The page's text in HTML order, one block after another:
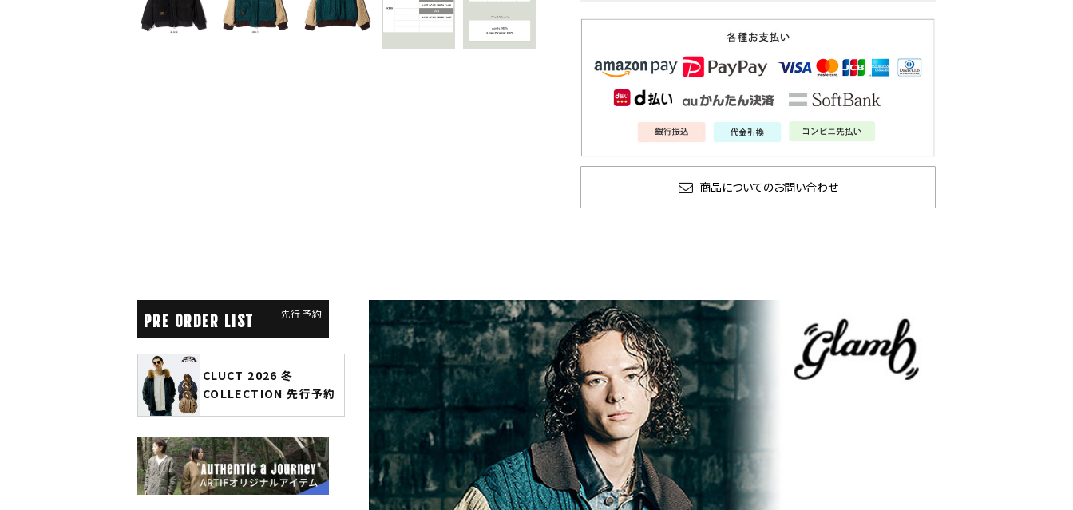
商品についてのお問い合わせ
PRE ORDER LIST 先行予約
glamb × 劇場版『チェン
ソーマン レゼ篇』第2弾
先行予約
GLIMCLAP 2026 秋冬
1st 先行予約
SOFTMACHINE 2026
秋冬 先行予約
glamb – 映画「スター・